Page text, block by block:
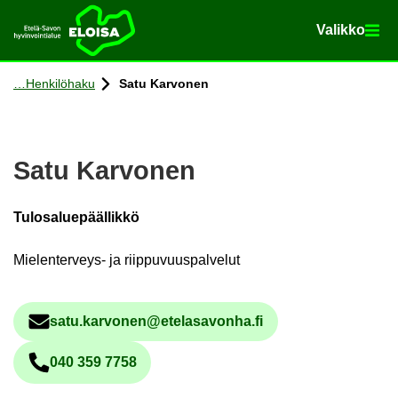
Etusi­vu Va­lik­ko
Va­lik­ko
Siir­ry si­säl­töön
Hen­ki­lö­ha­ku Satu Kar­vo­nen
Satu Kar­vo­nen
Tulosaluepäällikkö
Mielenterveys- ja riippuvuuspalvelut
Säh­kö­pos­tio­soi­te
satu.kar­vo­nen@ete­la­sa­von­ha.fi
Pu­he­lin­nu­me­ro
040 359 7758